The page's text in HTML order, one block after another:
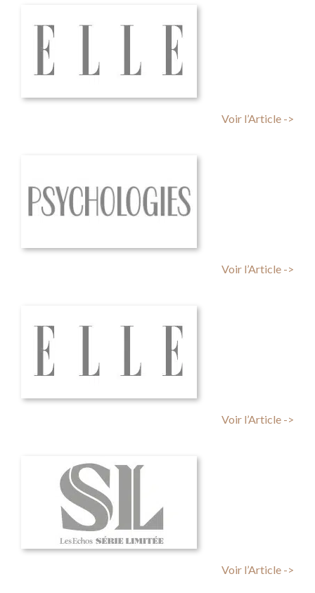
Voir l’Article ->
Voir l’Article ->
Voir l’Article ->
Voir l’Article ->